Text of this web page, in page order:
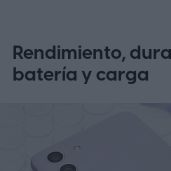
Rendimiento,
batería y carga